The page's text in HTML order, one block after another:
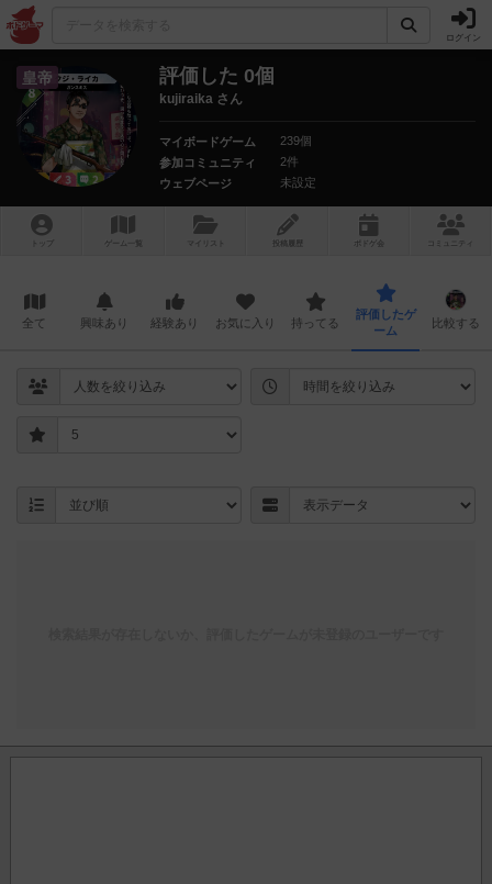
ログイン
皇帝 評価した 0個
kujiraika さん
マイボードゲーム
239個
参加コミュニティ
2件
ウェブページ
未設定
トップ ゲーム一覧 マイリスト 投稿履歴 ボ ドゲ コミュニティ
全て 興味あり 経験あり お気に入り 持ってる
評価したゲ
ーム
比較する